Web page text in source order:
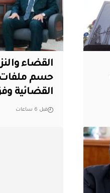
القضاء
حسم ملفات
القضائية
قبل 6 ساعات